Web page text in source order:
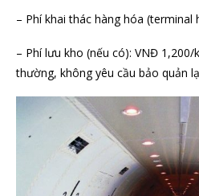
– Phí khai thác hàng hóa (terminal
– Phí lưu kho (nếu có): VNĐ
thường, không yêu cầu bảo quản